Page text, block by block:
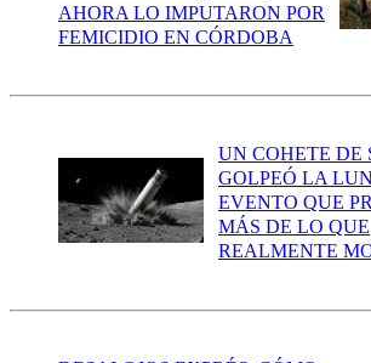
AHORA LO IMPUTARON POR
FEMICIDIO EN CÓRDOBA
UN COHETE DE
GOLPEÓ LA
EVENTO QUE
MÁS DE LO QUE
REALMENTE